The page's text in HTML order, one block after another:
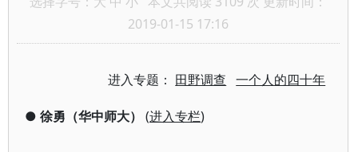
2019-01-15 17:16
进入专题： 田野调查 一个人的四十年
● 徐勇（华中师大） (进入专栏)